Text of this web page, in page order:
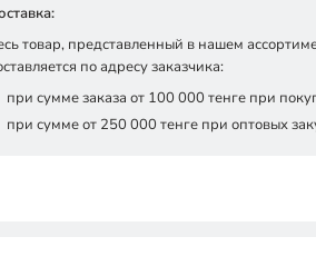
товар, представленный в нашем
по адресу заказчика:
при сумме заказа от 100 000 тенге при
при сумме от 250 000 тенге при оптовых